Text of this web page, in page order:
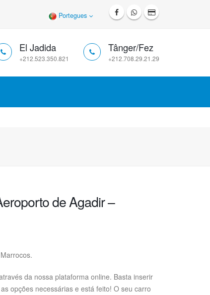
Portegues
El Jadida
+212.523.350.821
Tânger/Fez
+212.708.29.21.29
de Agadir –
da nossa plataforma online. Basta inserir
opções necessárias e está feito! O seu carro